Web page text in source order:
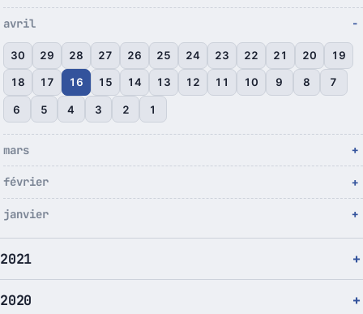
avril
30 29 28 27 26 25 24 23 22 21 20 19
18 17 16 15 14 13 12 11 10 9 8 7
6 5 4 3 2 1
mars
février
janvier
2021
2020